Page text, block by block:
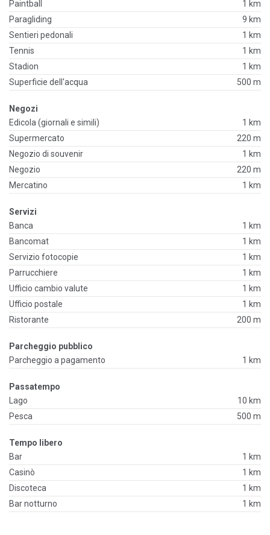
Paintball
1 km
Paragliding
9 km
Sentieri pedonali
1 km
Tennis
1 km
Stadion
1 km
Superficie dell'acqua
500 m
Negozi
Edicola (giornali e simili)
1 km
Supermercato
220 m
Negozio di souvenir
1 km
Negozio
220 m
Mercatino
1 km
Servizi
Banca
1 km
Bancomat
1 km
Servizio fotocopie
1 km
Parrucchiere
1 km
Ufficio cambio valute
1 km
Ufficio postale
1 km
Ristorante
200 m
Parcheggio pubblico
Parcheggio a pagamento
1 km
Passatempo
Lago
10 km
Pesca
500 m
Tempo libero
Bar
1 km
Casinò
1 km
Discoteca
1 km
Bar notturno
1 km